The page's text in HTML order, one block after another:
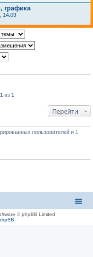
графика
14:09
1 из 1
Перейти
пользователей и 1
© phpBB Limited